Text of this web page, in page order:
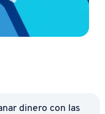
dinero con las